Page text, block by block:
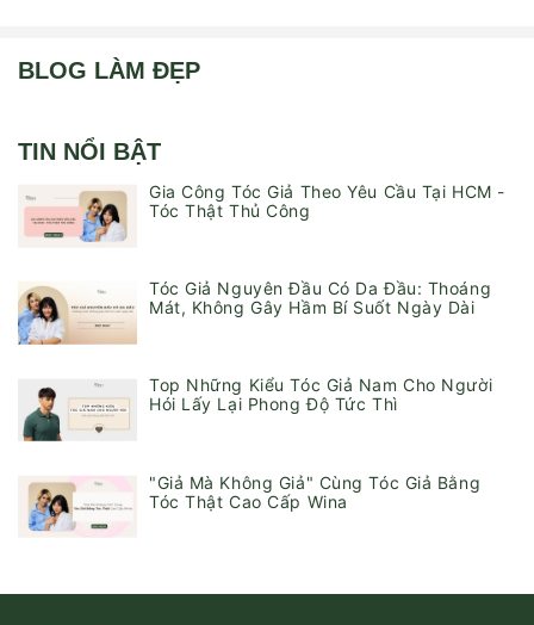
BLOG LÀM ĐẸP
TIN NỔI BẬT
Gia Công Tóc Giả Theo Yêu Cầu Tại HCM -
Tóc Thật Thủ Công
Tóc Giả Nguyên Đầu Có Da Đầu: Thoáng
Mát, Không Gây Hầm Bí Suốt Ngày Dài
Top Những Kiểu Tóc Giả Nam Cho Người
Hói Lấy Lại Phong Độ Tức Thì
"Giả Mà Không Giả" Cùng Tóc Giả Bằng
Tóc Thật Cao Cấp Wina